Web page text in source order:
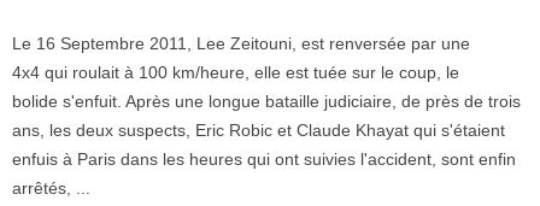
Le 16 Septembre 2011, Lee Zeitouni, est renversée par une
4x4 qui roulait à 100 km/heure, elle est tuée sur le coup, le
bolide s'enfuit. Après une longue bataille judiciaire, de près de trois
ans, les deux suspects, Eric Robic et Claude Khayat qui s'étaient
enfuis à Paris dans les heures qui ont suivies l'accident, sont enfin
arrêtés, ...